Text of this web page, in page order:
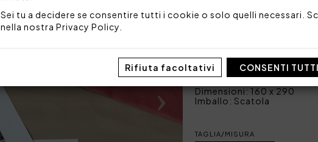
Sei tu a decidere se consentire tutti i cookie o solo quelli necessari.
nella nostra Privacy Policy
Rifiuta facoltativi CONSENTI
1 lenzuolo sotto con
Made in Italy
Codice: 101060253
Dimensioni: 160 x 290
Imballo: Scatola
TAGLIA/MISURA